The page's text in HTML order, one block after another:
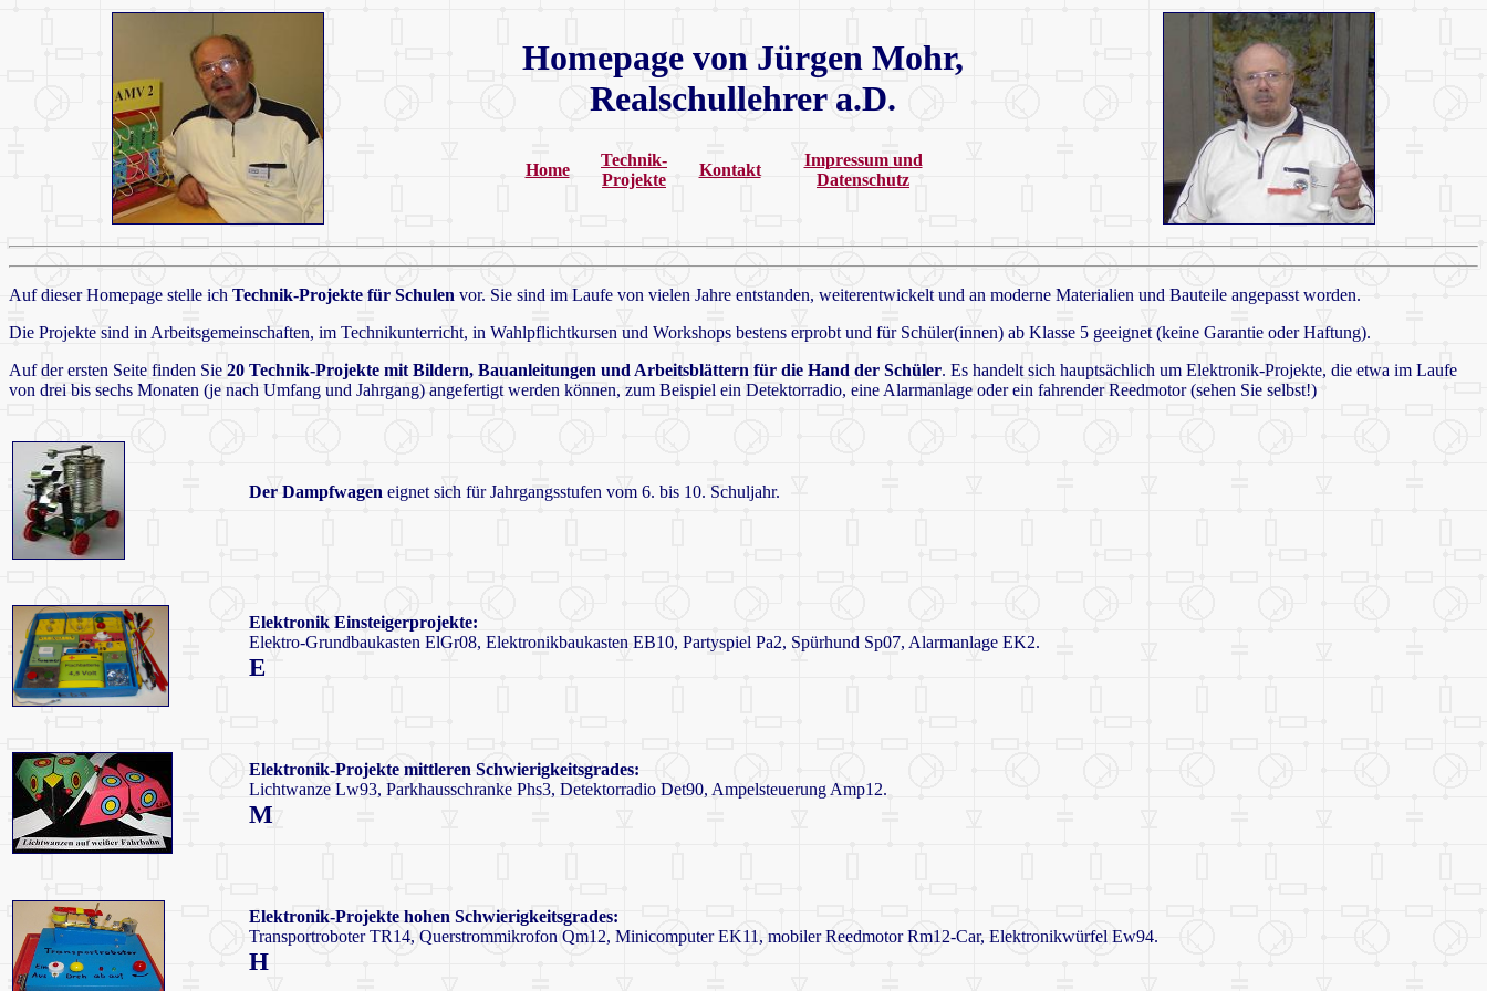
Homepage von Jürgen Mohr,
Realschullehrer a.D.
Home
Technik-
Projekte
Kontakt
Impressum und
Datenschutz
Auf dieser Homepage stelle ich Technik-Projekte für Schulen vor. Sie sind im Laufe von vielen Jahre entstanden, weiterentwickelt und an moderne Materialien und Bauteile angepasst worden.
Die Projekte sind in Arbeitsgemeinschaften, im Technikunterricht, in Wahlpflichtkursen und Workshops bestens erprobt und für Schüler(innen) ab Klasse 5 geeignet (keine Garantie oder Haftung).
Auf der ersten Seite finden Sie 20 Technik-Projekte mit Bildern, Bauanleitungen und Arbeitsblättern für die Hand der Schüler. Es handelt sich hauptsächlich um Elektronik-Projekte, die etwa im Laufe
von drei bis sechs Monaten (je nach Umfang und Jahrgang) angefertigt werden können, zum Beispiel ein Detektorradio, eine Alarmanlage oder ein fahrender Reedmotor (sehen Sie selbst!)
Der Dampfwagen eignet sich für Jahrgangsstufen vom 6. bis 10. Schuljahr.
Elektronik Einsteigerprojekte:
Elektro-Grundbaukasten ElGr08, Elektronikbaukasten EB10, Partyspiel Pa2, Spürhund Sp07, Alarmanlage EK2.
E
Elektronik-Projekte mittleren Schwierigkeitsgrades:
Lichtwanze Lw93, Parkhausschranke Phs3, Detektorradio Det90, Ampelsteuerung Amp12.
M
Elektronik-Projekte hohen Schwierigkeitsgrades:
Transportroboter TR14, Querstrommikrofon Qm12, Minicomputer EK11, mobiler Reedmotor Rm12-Car, Elektronikwürfel Ew94.
H